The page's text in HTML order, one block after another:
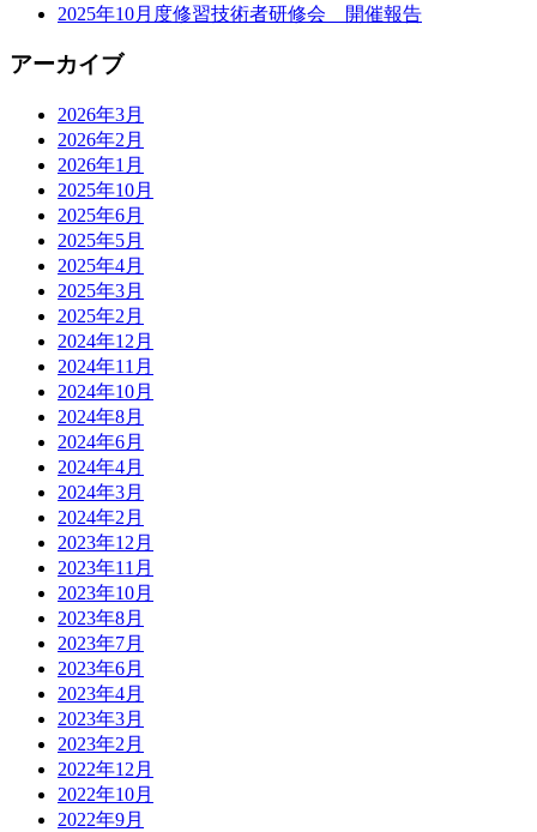
2025年10月度修習技術者研修会 開催報告
アーカイブ
2026年3月
2026年2月
2026年1月
2025年10月
2025年6月
2025年5月
2025年4月
2025年3月
2025年2月
2024年12月
2024年11月
2024年10月
2024年8月
2024年6月
2024年4月
2024年3月
2024年2月
2023年12月
2023年11月
2023年10月
2023年8月
2023年7月
2023年6月
2023年4月
2023年3月
2023年2月
2022年12月
2022年10月
2022年9月